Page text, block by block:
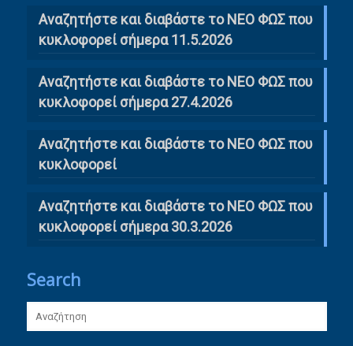
Αναζητήστε και διαβάστε το ΝΕΟ ΦΩΣ που
κυκλοφορεί σήμερα 11.5.2026
Αναζητήστε και διαβάστε το ΝΕΟ ΦΩΣ που
κυκλοφορεί σήμερα 27.4.2026
Αναζητήστε και διαβάστε το ΝΕΟ ΦΩΣ που
κυκλοφορεί
Αναζητήστε και διαβάστε το ΝΕΟ ΦΩΣ που
κυκλοφορεί σήμερα 30.3.2026
Search